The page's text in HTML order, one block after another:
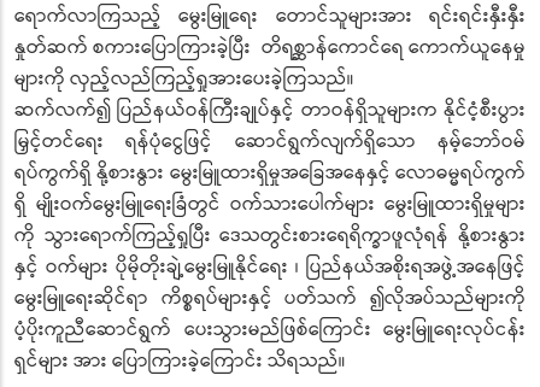
ရောက်လာကြသည့် မွေးမြူရေး တောင်သူများအား ရင်းရင်းနှီးနှီး
နှုတ်ဆက် စကားပြောကြားခဲ့ပြီး တိရစ္ဆာန်ကောင်ရေ ကောက်ယူနေမှု
များကို လှည့်လည်ကြည့်ရှုအားပေးခဲ့ကြသည်။
ဆက်လက်၍ ပြည်နယ်ဝန်ကြီးချုပ်နှင့် တာဝန်ရှိသူများက နိုင်ငံ့စီးပွား
မြှင့်တင်ရေး ရန်ပုံငွေဖြင့် ဆောင်ရွက်လျက်ရှိသော နမ့်ဘော်ဝမ်
ရပ်ကွက်ရှိ နို့စားနွား မွေးမြူထားရှိမှုအခြေအနေနှင့် လောဓမ္မရပ်ကွက်
ရှိ မျိုးဝက်မွေးမြူရေးခြံတွင် ဝက်သားပေါက်များ မွေးမြူထားရှိမှုများ
ကို သွားရောက်ကြည့်ရှုပြီး ဒေသတွင်းစားရေရိက္ခာဖူလုံရန် နို့စားနွား
နှင့် ဝက်များ ပိုမိုတိုးချဲ့မွေးမြူနိုင်ရေး ၊ ပြည်နယ်အစိုးရအဖွဲ့အနေဖြင့်
မွေးမြူရေးဆိုင်ရာ ကိစ္စရပ်များနှင့် ပတ်သက် ၍လိုအပ်သည်များကို
ပံ့ပိုးကူညီဆောင်ရွက် ပေးသွားမည်ဖြစ်ကြောင်း မွေးမြူရေးလုပ်ငန်း
ရှင်များ အား ပြောကြားခဲ့ကြောင်း သိရသည်။